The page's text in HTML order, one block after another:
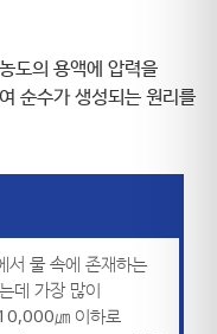
도의 용액에 압력을
순수가 생성되는 원리를
서 물 속에 존재하는
데 가장 많이
㎛ 이하로